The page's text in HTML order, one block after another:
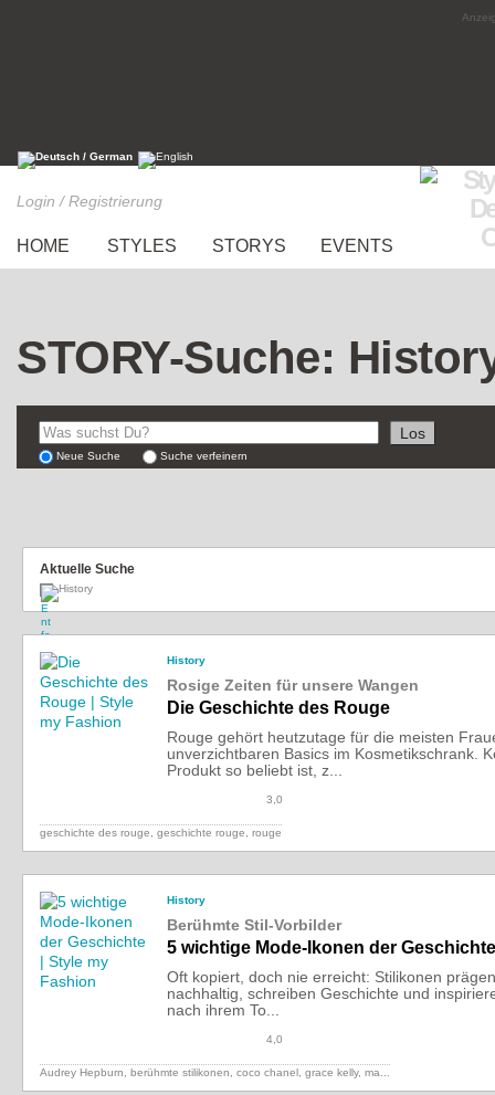
Login / Registrierung
HOME STYLES STORYS EVENTS
STORY-Suche:
Neue Suche Suche verfeinern
Aktuelle Suche
History
History
Rosige Zeiten für unsere Wangen
Die Geschichte des Rouge
Rouge gehört heutzutage für die meisten
unverzichtbaren Basics im Kosmetikschrank.
Produkt so beliebt ist, z...
3,0
geschichte des rouge, geschichte rouge, rouge
History
Berühmte Stil-Vorbilder
5 wichtige Mode-Ikonen der Geschichte
Oft kopiert, doch nie erreicht: Stilikonen
nachhaltig, schreiben Geschichte und
nach ihrem To...
4,0
Audrey Hepburn, berühmte stilikonen, coco chanel, grace kelly, ma...